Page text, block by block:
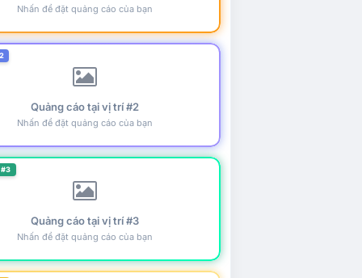
Nhấn để đặt quảng cáo của bạn
Quảng cáo tại vị trí #2
Nhấn để đặt quảng cáo của bạn
Quảng cáo tại vị trí #3
Nhấn để đặt quảng cáo của bạn